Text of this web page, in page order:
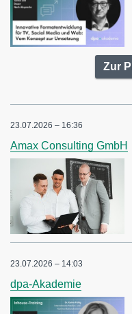
Zur
23.07.2026 – 16:36
Amax Consulting GmbH
23.07.2026 – 14:03
dpa-Akademie